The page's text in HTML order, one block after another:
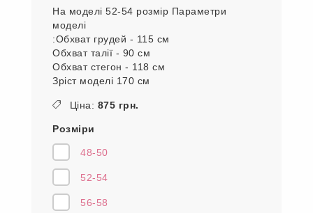
На моделі 52-54 розмір Параметри
моделі
:Обхват грудей - 115 см
Обхват талії - 90 см
Обхват стегон - 118 см
Зріст моделі 170 см
Ціна: 875 грн.
Розміри
48-50
52-54
56-58